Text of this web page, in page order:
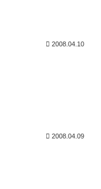
2008.04.10
2008.04.09